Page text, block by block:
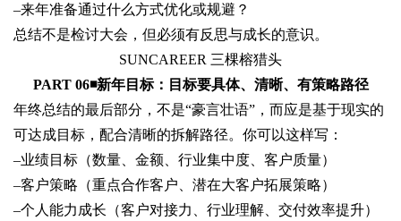
–来年准备通过什么方式优化或规避？
总结不是检讨大会，但必须有反思与成长的意识。
SUNCAREER 三棵榕猎头
PART 06◾新年目标：目标要具体、清晰、有策略路径
年终总结的最后部分，不是“豪言壮语”，而应是基于现实的
可达成目标，配合清晰的拆解路径。你可以这样写：
–业绩目标（数量、金额、行业集中度、客户质量）
–客户策略（重点合作客户、潜在大客户拓展策略）
–个人能力成长（客户对接力、行业理解、交付效率提升）